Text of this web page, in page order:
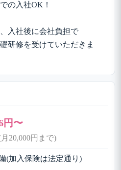
の入社OK！
入社後に会社負担で
研修を受けていただきま
円〜
20,000円まで)
(加入保険は法定通り)